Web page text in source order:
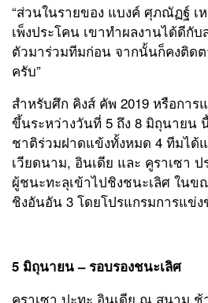
“ส่วนในรายของ แบงค์ ศุภณัฏฐ์
เพ็งประโคน เขาทำผลงานได้ดีกั
ตัวมาร่วมทีมก่อน จากนั้นก็คงติด
ครับ”
สำหรับศึก คิงส์ คัพ 2019 หรือการ
ขึ้นระหว่างวันที่ 5 ถึง 8 มิถุนายน
ชาติร่วมฝาดแข้งทั้งหมด 4 ทีมได้
เวียดนาม, อินเดีย และ คูราเซา
ผู้ชนะทะลุเข้าไปชิงชนะเลิศ ในข
ชิงอันอัน 3 โดยโปรแกรมการแข่
5 มิถุนายน – รอบรองชนะเลิศ
คูราเซา ปะทะ อินเดีย ณ สนาม ช้